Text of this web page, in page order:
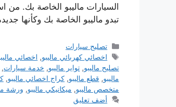
السيارات ماليبو الخاصة بك.
تبدو ماليبو الخاصة بك وكأنها
التصنيفات
تصليح سيارات
الوسوم
اخصائي كهربائي ماليبو, اخصائي
تصليح ماليبو, تواير ماليبو, خدمة سيارات,
ماليبو, قطع ماليبو, كراج اخصائي ماليبو,
متخصص ماليبو, ميكانيكي ماليبو, ورشة
أضف تعليق